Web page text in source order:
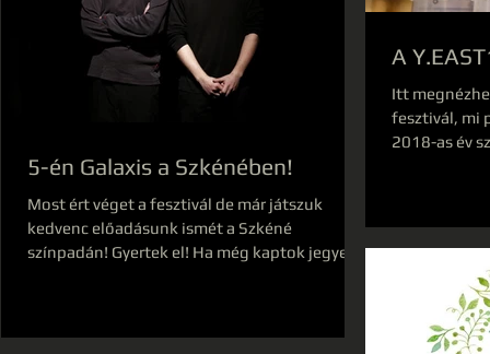
A
Itt
fesztivál, mi
2018-as év
5-én Galaxis a Szkénében!
Most ért véget a fesztivál de már játszuk
kedvenc előadásunk ismét a Szkéné
színpadán! Gyertek el! Ha még kaptok jegyet...